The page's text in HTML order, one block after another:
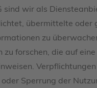
sind wir als
übermittelte oder
zu
zu forschen, die auf
oder Sperrung der